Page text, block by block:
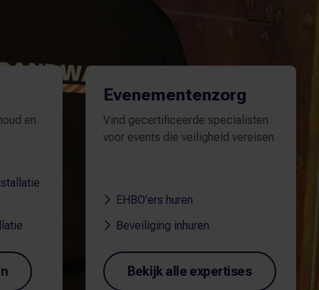
en
Evenementenzorg
Vind gecertificeerde specialisten
voor events die veiligheid vereisen
EHBO'ers huren
Beveiliging inhuren
Bekijk alle expertises